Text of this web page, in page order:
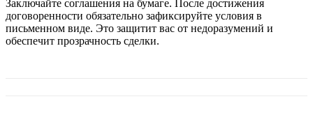
Заключайте соглашения на бумаге. После достижения
договоренности обязательно зафиксируйте условия в
письменном виде. Это защитит вас от недоразумений и
обеспечит прозрачность сделки.